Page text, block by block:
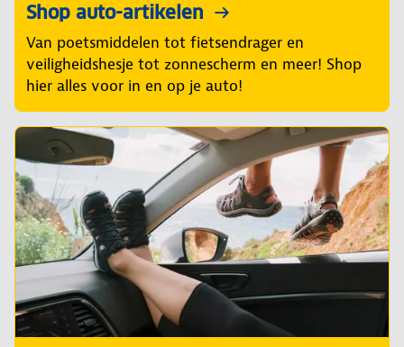
Shop auto-artikelen
Van poetsmiddelen tot fietsendrager en
veiligheidshesje tot zonnescherm en meer! Shop
hier alles voor in en op je auto!